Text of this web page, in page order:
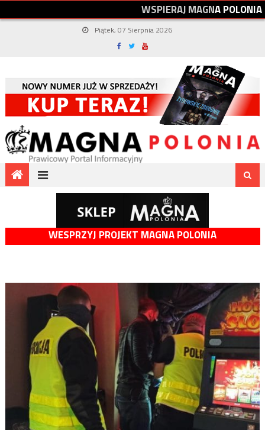
WSPIERAJMAGNAPOLONIA
Piątek, 07 Sierpnia 2026
WESPRZYJ PROJEKT MAGNA POLONIA